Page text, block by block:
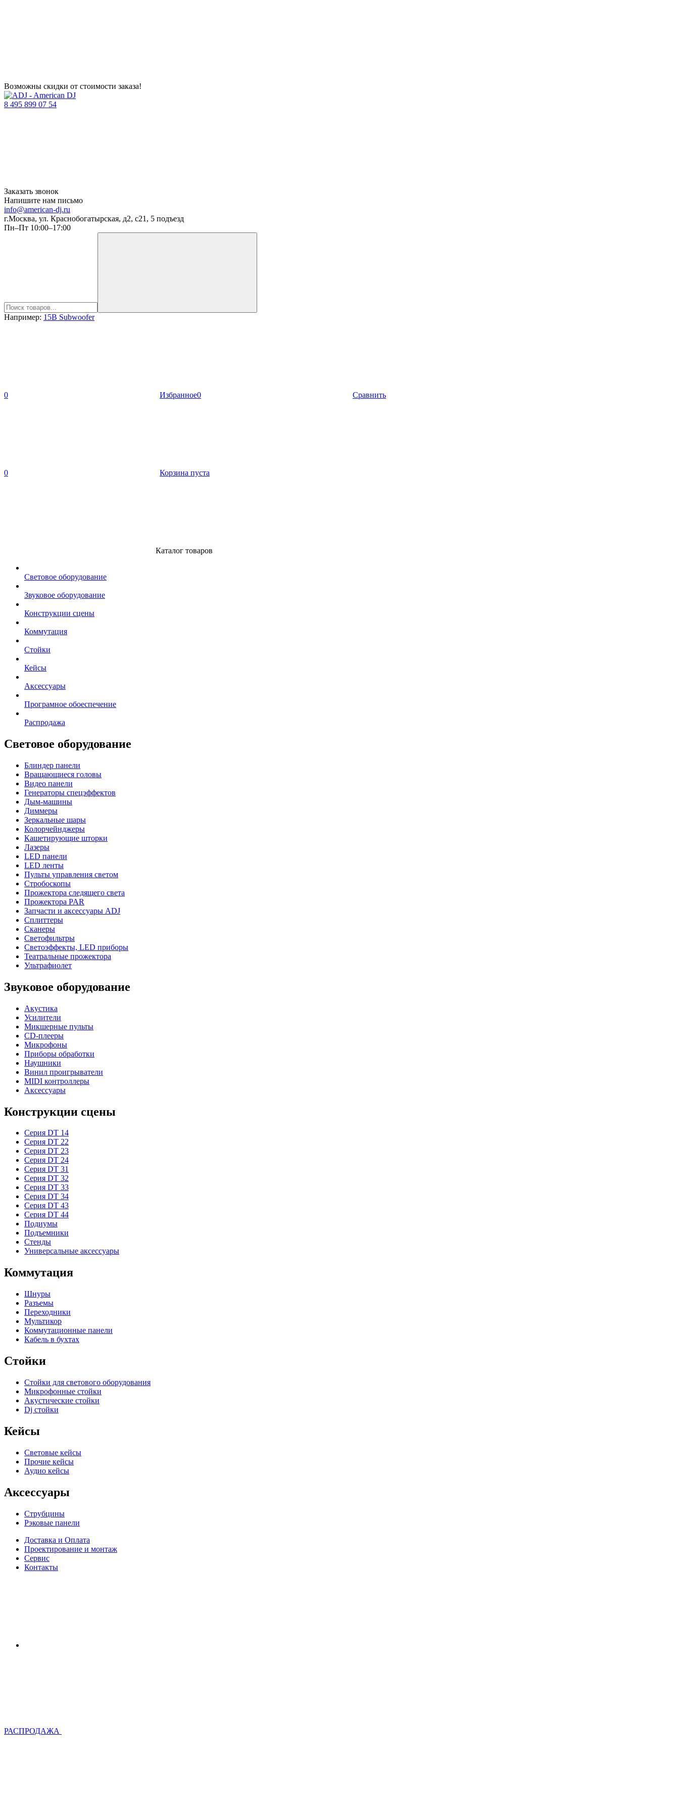
Возможны скидки от стоимости заказа!
8 495 899 07 54
Заказать звонок
Напишите нам письмо
info@american-dj.ru
г.Москва, ул. Краснобогатырская, д2, с21, 5 подъезд
Пн–Пт 10:00–17:00
Например: 15B Subwoofer
0 Избранное0 Сравнить
0 Корзина пуста
Каталог товаров
Световое оборудование
Звуковое оборудование
Конструкции сцены
Коммутация
Стойки
Кейсы
Аксессуары
Програмное обоеспечение
Распродажа
Световое оборудование
Блиндер панели
Вращающиеся головы
Видео панели
Генераторы спецэффектов
Дым-машины
Диммеры
Зеркальные шары
Колорчейнджеры
Кашетирующие шторки
Лазеры
LED панели
LED ленты
Пульты управления светом
Стробоскопы
Прожектора следящего света
Прожектора PAR
Запчасти и аксессуары ADJ
Сплиттеры
Сканеры
Светофильтры
Светоэффекты, LED приборы
Театральные прожектора
Ультрафиолет
Звуковое оборудование
Акустика
Усилители
Микшерные пульты
CD-плееры
Микрофоны
Приборы обработки
Наушники
Винил проигрыватели
MIDI контроллеры
Аксессуары
Конструкции сцены
Серия DT 14
Серия DT 22
Серия DT 23
Серия DT 24
Серия DT 31
Серия DT 32
Серия DT 33
Серия DT 34
Серия DT 43
Серия DT 44
Подиумы
Подъемники
Стенды
Универсальные аксессуары
Коммутация
Шнуры
Разъемы
Переходники
Мультикор
Коммутационные панели
Кабель в бухтах
Стойки
Стойки для светового оборудования
Микрофонные стойки
Акустические стойки
Dj стойки
Кейсы
Световые кейсы
Прочие кейсы
Аудио кейсы
Аксессуары
Струбцины
Рэковые панели
Доставка и Оплата
Проектирование и монтаж
Сервис
Контакты
РАСПРОДАЖА